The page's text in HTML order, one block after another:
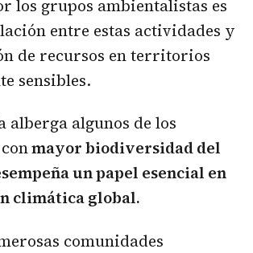
los grupos ambientalistas es
entre estas actividades y
de recursos en territorios
sensibles.
alberga algunos de los
mayor biodiversidad del
un papel esencial en
climática global.
comunidades